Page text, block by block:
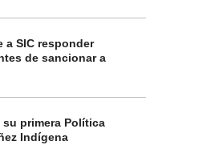
a SIC responder
de sancionar a
primera Política
Indígena